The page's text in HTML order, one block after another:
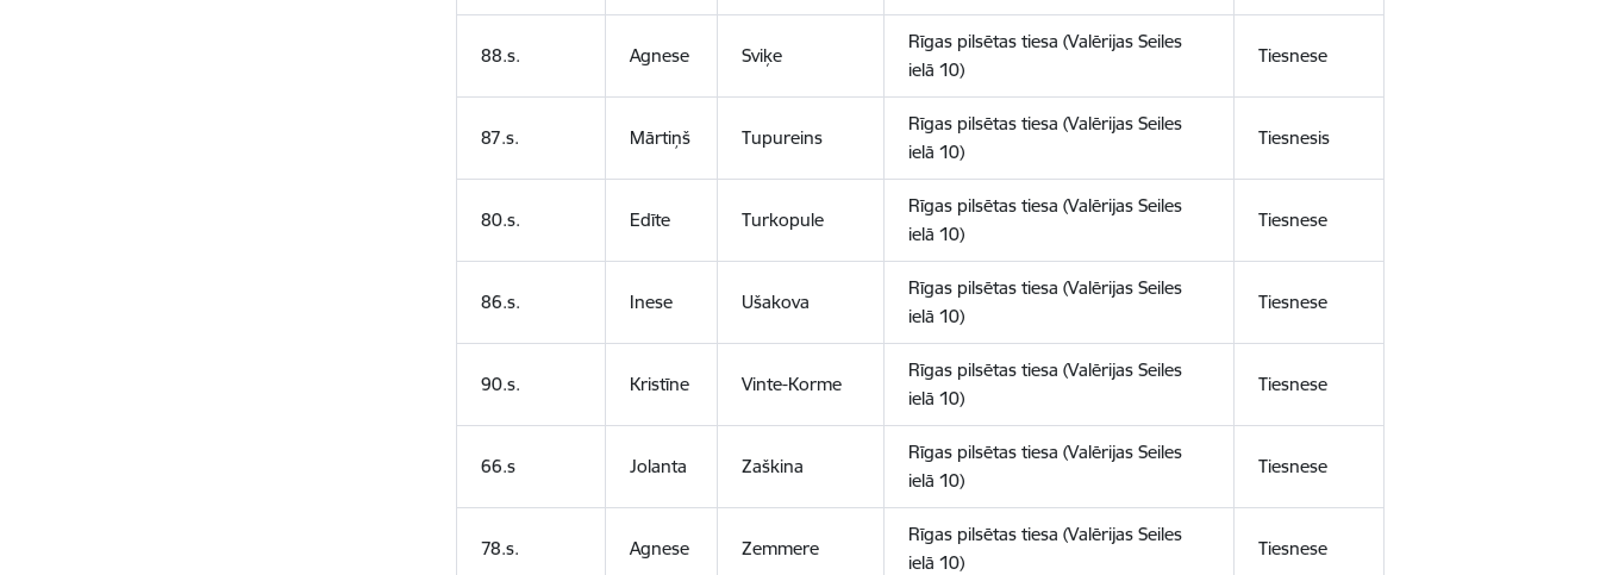
88.s. Agnese Sviķe
Rīgas pilsētas tiesa (Valērijas Seiles
ielā 10)
Tiesnese
87.s. Mārtiņš Tupureins
Rīgas pilsētas tiesa (Valērijas Seiles
ielā 10)
Tiesnesis
80.s. Edīte Turkopule
Rīgas pilsētas tiesa (Valērijas Seiles
ielā 10)
Tiesnese
86.s. Inese Ušakova
Rīgas pilsētas tiesa (Valērijas Seiles
ielā 10)
Tiesnese
90.s. Kristīne Vinte-Korme
Rīgas pilsētas tiesa (Valērijas Seiles
ielā 10)
Tiesnese
66.s Jolanta Zaškina
Rīgas pilsētas tiesa (Valērijas Seiles
ielā 10)
Tiesnese
78.s. Agnese Zemmere
Rīgas pilsētas tiesa (Valērijas Seiles
ielā 10)
Tiesnese